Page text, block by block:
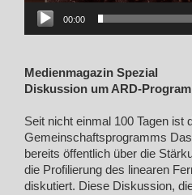
00:00
Medienmagazin Spezial
Diskussion um ARD-
Seit nicht einmal 100 Tagen ist
Gemeinschaftsprogramms
bereits öffentlich über die
die Profilierung des linearen
diskutiert. Diese Diskussion,